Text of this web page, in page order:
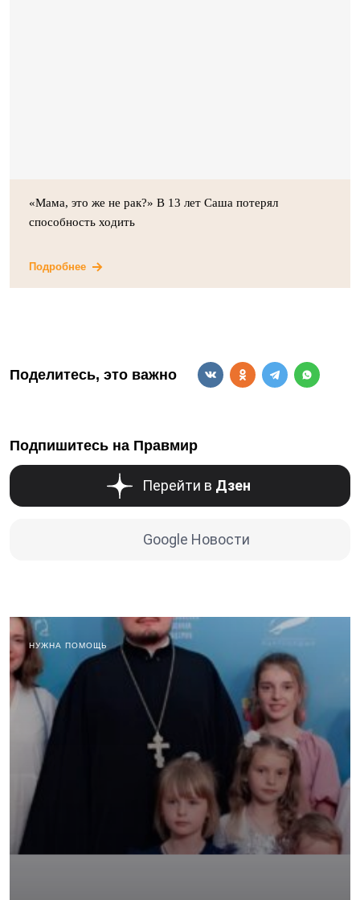
«Мама, это же не рак?» В 13 лет Саша потерял
способность ходить
Подробнее
Поделитесь, это важно
Подпишитесь на Правмир
Перейти в Дзен
Google Новости
НУЖНА ПОМОЩЬ